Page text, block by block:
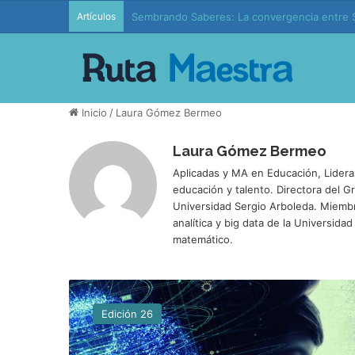
Artículos Sembrando Saberes: La convergencia
Inicio / Laura Gómez Bermeo
Laura Gómez Bermeo
Aplicadas y MA en Educación,
educación y talento. Directora del
Universidad Sergio Arboleda.
analítica y big data de la
matemático.
D
e
s
c
Edición 26